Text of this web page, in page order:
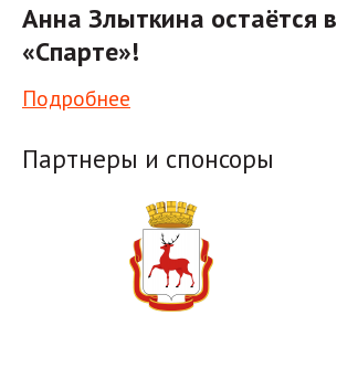
Анна Злыткина остаётся в
«Спарте»!
Подробнее
Партнеры и спонсоры